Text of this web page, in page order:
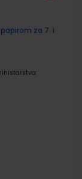
papirom za 7. i